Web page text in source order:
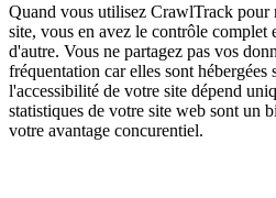
Quand vous utilisez CrawlTrack pour
site, vous en avez le contrôle complet
d'autre. Vous ne partagez pas vos
fréquentation car elles sont hébergées
l'accessibilité de votre site dépend
statistiques de votre site web sont un
votre avantage concurentiel.